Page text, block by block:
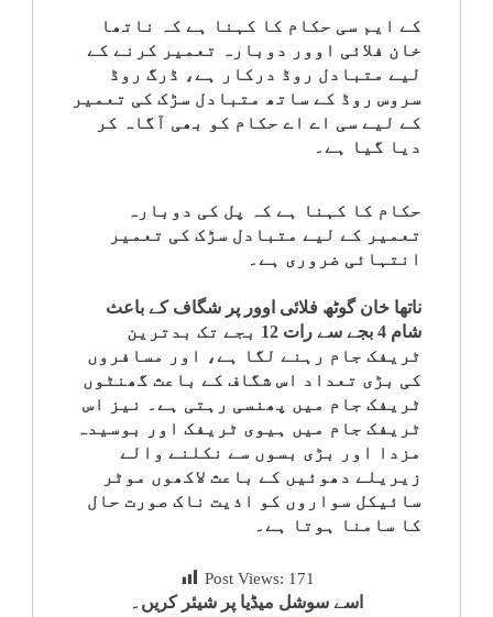
کے ایم سی حکام کا کہنا ہے کہ ناتھا
خان فلائی اوور دوبارہ تعمیر کرنے کے
لیے متبادل روڈ درکار ہے، ڈرگ روڈ
سروس روڈ کے ساتھ متبادل سڑک کی تعمیر
کے لیے سی اے اے حکام کو بھی آگاہ کر
دیا گیا ہے۔
حکام کا کہنا ہے کہ پل کی دوبارہ
تعمیر کے لیے متبادل سڑک کی تعمیر
انتہائی ضروری ہے۔
ناتھا خان گوٹھ فلائی اوور پر شگاف کے باعث
شام 4 بجے سے رات 12 بجے تک بدترین
ٹریفک جام رہنے لگا ہے، اور مسافروں
کی بڑی تعداد اس شگاف کے باعث گھنٹوں
ٹریفک جام میں پھنسی رہتی ہے۔ نیز اس
ٹریفک جام میں ہیوی ٹریفک اور بوسیدہ
مزدا اور بڑی بسوں سے نکلنے والے
زیریلے دھوئیں کے باعث لاکھوں موٹر
سائیکل سواروں کو اذیت ناک صورت حال
کا سامنا ہوتا ہے۔
Post Views: 171
اسے سوشل میڈیا پر شیئر کریں۔